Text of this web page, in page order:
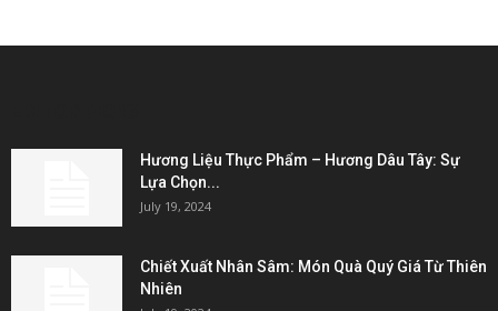
Hương Liệu Thực Phẩm – Hương Dâu Tây: Sự
Lựa Chọn...
July 19, 2024
Chiết Xuất Nhân Sâm: Món Quà Quý Giá Từ Thiên
Nhiên